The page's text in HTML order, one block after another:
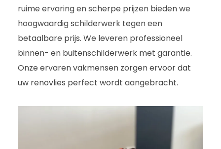
ruime ervaring en scherpe prijzen bieden we
hoogwaardig schilderwerk tegen een
betaalbare prijs. We leveren professioneel
binnen- en buitenschilderwerk met garantie.
Onze ervaren vakmensen zorgen ervoor dat
uw renovlies perfect wordt aangebracht.